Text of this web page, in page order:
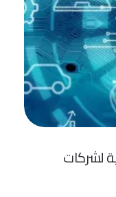
لشركات